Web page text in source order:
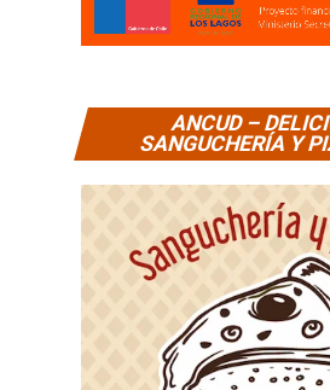
ANCUD –
SANGUCHERÍA Y